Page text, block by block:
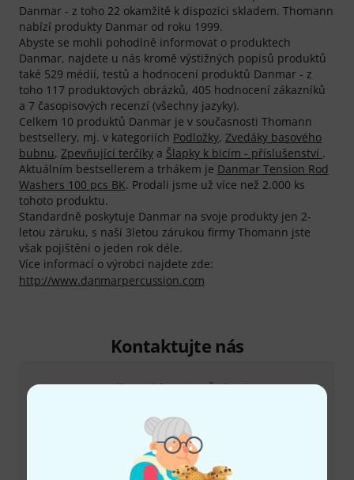
Danmar - z toho 22 okamžitě k dispozici skladem. Thomann
nabízí produkty Danmar od roku 1999.
Abyste se mohli pohodlně informovat o produktech
Danmar, najdete u nás kromě výstižných popisů produktů
také 529 médií, testů a hodnocení produktů Danmar - z
toho 117 produktových obrázků, 405 hodnocení zákazníků
a 7 časopisových recenzí (všechny jazyky).
Celkem 10 produktů Danmar je v současnosti Thomann
bestsellery, mj. v kategoriích Podložky, Zvedáky basového
bubnu, Zpevňující terčíky a Šlapky k bicím - příslušenství .
Aktuálním bestsellerem a trhákem je Danmar Tension Rod
Washers 100 pcs BK. Prodali jsme už více než 2.000 ks
tohoto produktu.
Standardně poskytuje Danmar na svoje produkty jen 2-
letou záruku, s naší 3letou zárukou firmy Thomann jste
však pojištěni o jeden rok déle.
Více informací o výrobci najdete zde:
http://www.danmarpercussion.com
Kontaktujte nás
Zákaznický servis - Česko